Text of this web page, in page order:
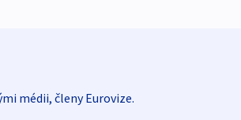
médii, členy Eurovize.